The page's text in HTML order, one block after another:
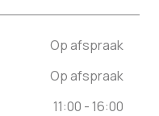
Op afspraak
Op afspraak
11:00 - 16:00